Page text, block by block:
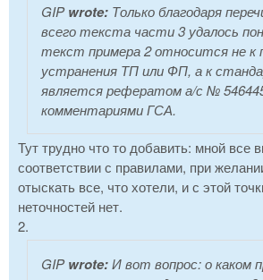
GIPwrote: Только благодаря
всего текста части 3 удалось
текст примера 2 относится не к
устранения ТП или ФП, а к
является рефератом а/с №
комментариями ГСА.
Тут трудно что то добавить: мной все
соответствии с правилами, при
отыскать все, что хотели, и с этой
неточностей нет.
2.
GIPwrote:И вот вопрос: о каком